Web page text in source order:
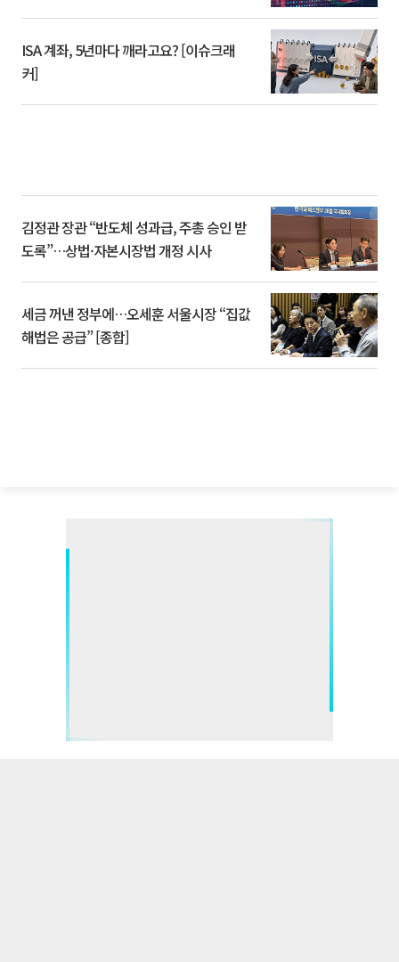
ISA 계좌, 5년마다 깨라고요? [이슈크래
커]
김정관 장관 “반도체 성과급, 주총 승인 받
도록”…상법·자본시장법 개정 시사
세금 꺼낸 정부에…오세훈 서울시장 “집값
해법은 공급” [종합]